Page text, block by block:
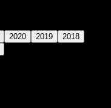
2020 2019
2018